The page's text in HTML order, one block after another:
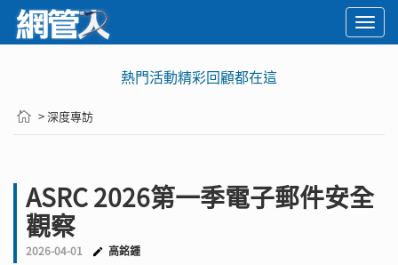
熱門活動精彩回顧都在這
> 深度專訪
ASRC 2026第一季電子郵件安全
觀察
2026-04-01 高銘鍾